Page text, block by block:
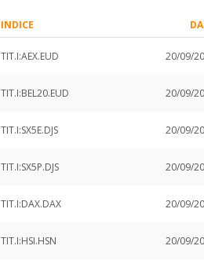
INDICE
TIT.I:AEX.EUD 20/09/
TIT.I:BEL20.EUD 20/09/
TIT.I:SX5E.DJS 20/09/
TIT.I:SX5P.DJS 20/09/
TIT.I:DAX.DAX 20/09/
TIT.I:HSI.HSN 20/09/